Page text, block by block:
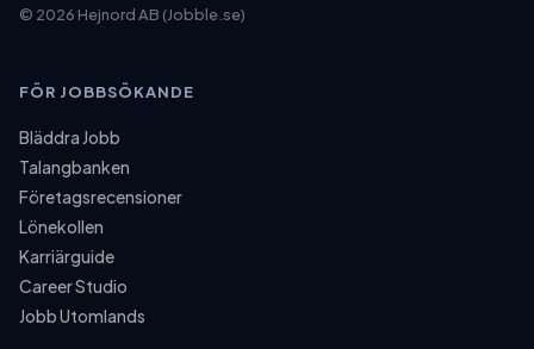
© 2026 Hejnord AB (Jobble.se)
FÖR JOBBSÖKANDE
Bläddra Jobb
Talangbanken
Företagsrecensioner
Lönekollen
Karriärguide
Career Studio
Jobb Utomlands